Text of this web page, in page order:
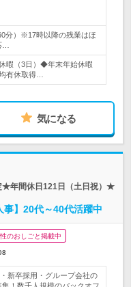
分）※17時以降の残業はほ
…
暇（3日）◆年末年始休暇
有休取得…
気になる
★年間休日121日（土日祝）★
】20代～40代活躍中
のおしごと掲載中
新卒採用・グループ会社の